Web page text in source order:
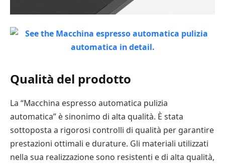
Qualità del prodotto
La “Macchina espresso automatica pulizia
automatica” è sinonimo di alta qualità. È stata
sottoposta a rigorosi controlli di qualità per garantire
prestazioni ottimali e durature. Gli materiali utilizzati
nella sua realizzazione sono resistenti e di alta qualità,